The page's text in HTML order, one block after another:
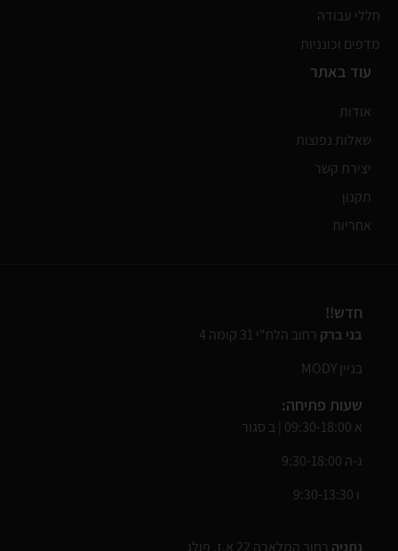
חללי עבודה
מדפים וכונניות
עוד באתר
אודות
שאלות נפוצות
יצירת קשר
תקנון
אחריות
חדש!!
בני ברק רחוב הלח"י 31 קומה 4
בניין MODY
שעות פתיחה:
א 09:30-18:00 | ב סגור
ג-ה 9:30-18:00
ו 9:30-13:30
נתניה רחוב המלאכה 22 א.ז. פולג